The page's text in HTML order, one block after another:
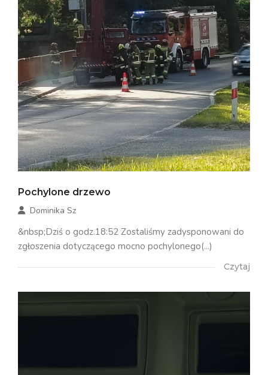
Pochylone drzewo
Dominika Sz
&nbsp;Dziś o godz.18:52 Zostaliśmy zadysponowani do
zgłoszenia dotyczącego mocno pochylonego(...)
Czytaj